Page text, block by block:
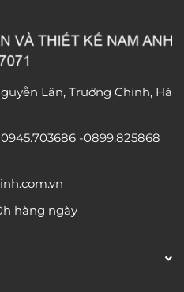
Lân, Trường Chinh, Hà
0945.703686 -0899.825868
hàng ngày